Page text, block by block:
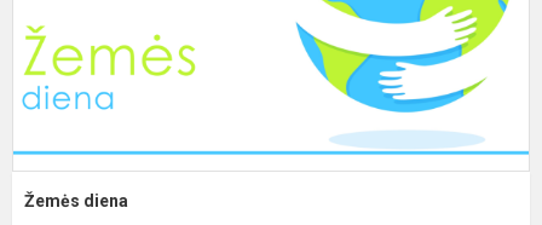
Žemės diena